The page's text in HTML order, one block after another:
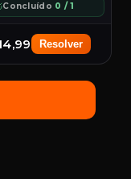
Concluído 0 / 1
Resolver